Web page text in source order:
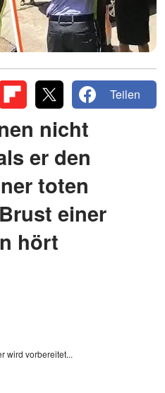
Teilen
nicht
er den
toten
einer
hört
wird vorbereitet...